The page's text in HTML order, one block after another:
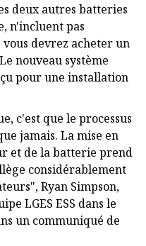
deux autres batteries
n'incluent pas
devrez acheter un
nouveau système
pour une installation
c'est que le processus
jamais. La mise en
et de la batterie prend
considérablement
Ryan Simpson,
LGES ESS dans le
un communiqué de